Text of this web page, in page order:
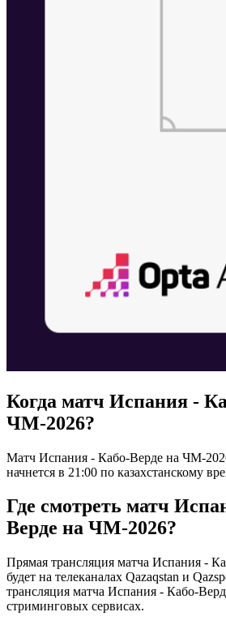
Когда матч Испания -
ЧМ-2026?
Матч Испания - Кабо-Верде на ЧМ-
начнется в 21:00 по казахстанскому
Где смотреть матч
Верде на ЧМ-2026?
Прямая трансляция матча Испания -
будет на телеканалах Qazaqstan и
трансляция матча Испания - Кабо-
стриминговых сервисах.